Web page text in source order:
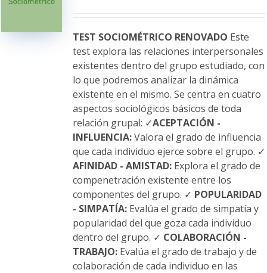
elegir
en
la
página
de
producto
TEST SOCIOMÉTRICO RENOVADO Este
test explora las relaciones interpersonales
existentes dentro del grupo estudiado, con
lo que podremos analizar la dinámica
existente en el mismo. Se centra en cuatro
aspectos sociológicos básicos de toda
relación grupal: ✓ACEPTACIÓN -
INFLUENCIA:Valora el grado de influencia
que cada individuo ejerce sobre el grupo. ✓
AFINIDAD - AMISTAD:Explora el grado de
compenetración existente entre los
componentes del grupo. ✓ POPULARIDAD
- SIMPATÍA:Evalúa el grado de simpatía y
popularidad del que goza cada individuo
dentro del grupo. ✓ COLABORACIÓN -
TRABAJO:Evalúa el grado de trabajo y de
colaboración de cada individuo en las